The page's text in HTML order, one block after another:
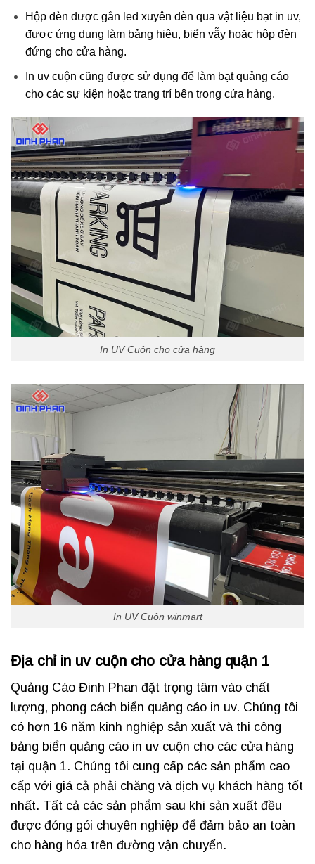
Hộp đèn được gắn led xuyên đèn qua vật liệu bạt in uv,
được ứng dụng làm bảng hiệu, biển vẫy hoặc hộp đèn
đứng cho cửa hàng.
In uv cuộn cũng được sử dụng để làm bạt quảng cáo
cho các sự kiện hoặc trang trí bên trong cửa hàng.
In UV Cuộn cho cửa hàng
In UV Cuộn winmart
Địa chỉ in uv cuộn cho cửa hàng quận 1
Quảng Cáo Đinh Phan đặt trọng tâm vào chất
lượng, phong cách biển quảng cáo in uv. Chúng tôi
có hơn 16 năm kinh nghiệp sản xuất và thi công
bảng biển quảng cáo in uv cuộn cho các cửa hàng
tại quận 1. Chúng tôi cung cấp các sản phẩm cao
cấp với giá cả phải chăng và dịch vụ khách hàng tốt
nhất. Tất cả các sản phẩm sau khi sản xuất đều
được đóng gói chuyên nghiệp để đảm bảo an toàn
cho hàng hóa trên đường vận chuyển.